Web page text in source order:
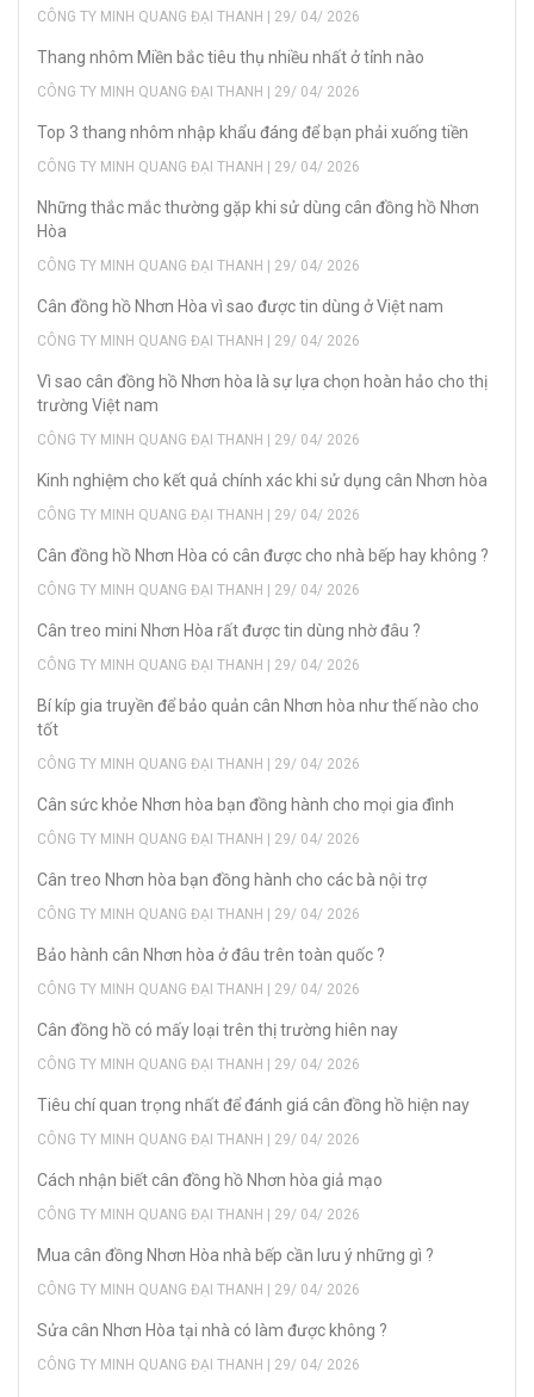
CÔNG TY MINH QUANG ĐẠI THANH | 29/ 04/ 2026
Thang nhôm Miền bắc tiêu thụ nhiều nhất ở tỉnh nào
CÔNG TY MINH QUANG ĐẠI THANH | 29/ 04/ 2026
Top 3 thang nhôm nhập khẩu đáng để bạn phải xuống tiền
CÔNG TY MINH QUANG ĐẠI THANH | 29/ 04/ 2026
Những thắc mắc thường gặp khi sử dùng cân đồng hồ Nhơn
Hòa
CÔNG TY MINH QUANG ĐẠI THANH | 29/ 04/ 2026
Cân đồng hồ Nhơn Hòa vì sao được tin dùng ở Việt nam
CÔNG TY MINH QUANG ĐẠI THANH | 29/ 04/ 2026
Vì sao cân đồng hồ Nhơn hòa là sự lựa chọn hoàn hảo cho thị
trường Việt nam
CÔNG TY MINH QUANG ĐẠI THANH | 29/ 04/ 2026
Kinh nghiệm cho kết quả chính xác khi sử dụng cân Nhơn hòa
CÔNG TY MINH QUANG ĐẠI THANH | 29/ 04/ 2026
Cân đồng hồ Nhơn Hòa có cân được cho nhà bếp hay không ?
CÔNG TY MINH QUANG ĐẠI THANH | 29/ 04/ 2026
Cân treo mini Nhơn Hòa rất được tin dùng nhờ đâu ?
CÔNG TY MINH QUANG ĐẠI THANH | 29/ 04/ 2026
Bí kíp gia truyền để bảo quản cân Nhơn hòa như thế nào cho
tốt
CÔNG TY MINH QUANG ĐẠI THANH | 29/ 04/ 2026
Cân sức khỏe Nhơn hòa bạn đồng hành cho mọi gia đình
CÔNG TY MINH QUANG ĐẠI THANH | 29/ 04/ 2026
Cân treo Nhơn hòa bạn đồng hành cho các bà nội trợ
CÔNG TY MINH QUANG ĐẠI THANH | 29/ 04/ 2026
Bảo hành cân Nhơn hòa ở đâu trên toàn quốc ?
CÔNG TY MINH QUANG ĐẠI THANH | 29/ 04/ 2026
Cân đồng hồ có mấy loại trên thị trường hiên nay
CÔNG TY MINH QUANG ĐẠI THANH | 29/ 04/ 2026
Tiêu chí quan trọng nhất để đánh giá cân đồng hồ hiện nay
CÔNG TY MINH QUANG ĐẠI THANH | 29/ 04/ 2026
Cách nhận biết cân đồng hồ Nhơn hòa giả mạo
CÔNG TY MINH QUANG ĐẠI THANH | 29/ 04/ 2026
Mua cân đồng Nhơn Hòa nhà bếp cần lưu ý những gì ?
CÔNG TY MINH QUANG ĐẠI THANH | 29/ 04/ 2026
Sửa cân Nhơn Hòa tại nhà có làm được không ?
CÔNG TY MINH QUANG ĐẠI THANH | 29/ 04/ 2026